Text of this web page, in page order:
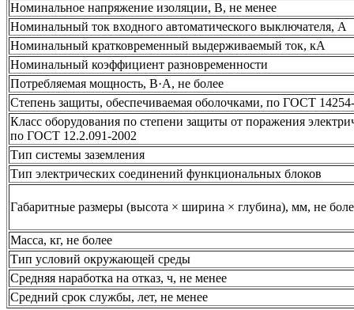
Номинальное напряжение изоляции, В, не менее
Номинальный ток входного автоматического выключателя, А
Номинальный кратковременный выдерживаемый ток, кА
Номинальный коэффициент разновременности
Потребляемая мощность, В·А, не более
Степень защиты, обеспечиваемая оболочками, по ГОСТ
Класс оборудования по степени защиты от поражения
по ГОСТ 12.2.091-2002
Тип системы заземления
Тип электрических соединений функциональных блоков
Габаритные размеры (высота × ширина × глубина), мм, не
Масса, кг, не более
Тип условий окружающей среды
Средняя наработка на отказ, ч, не менее
Средний срок службы, лет, не менее